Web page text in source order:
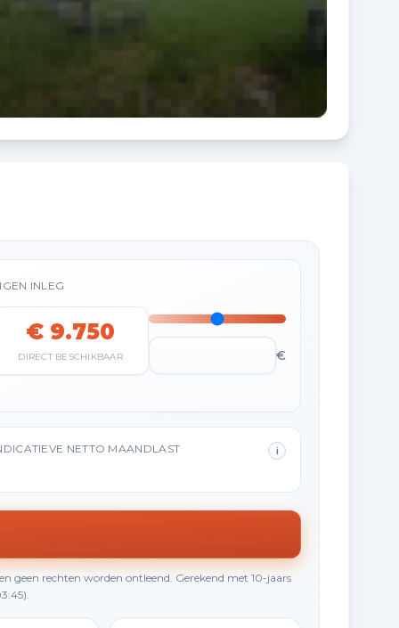
INLEG
€ 9.750
DIRECT BESCHIKBAAR €
NETTO MAANDLAST i
geen rechten worden ontleend. Gerekend met 10-jaars